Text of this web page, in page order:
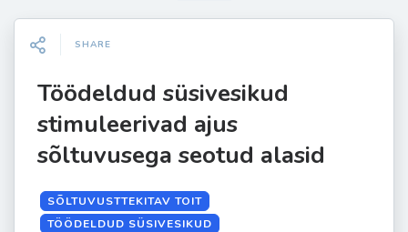
SHARE
Töödeldud süsivesikud
stimuleerivad ajus
sõltuvusega seotud alasid
SÕLTUVUSTTEKITAV TOIT
TÖÖDELDUD SÜSIVESIKUD